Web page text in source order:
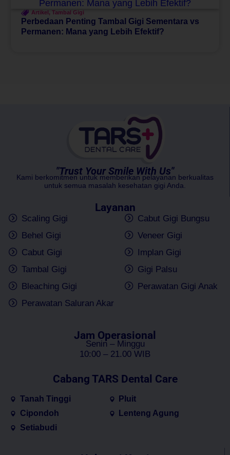
Artikel, Tambal Gigi
Perbedaan Penting Tambal Gigi Sementara vs
Permanen: Mana yang Lebih Efektif?
"Trust Your Smile With Us"
Kami berkomitmen untuk memberikan pelayanan berkualitas
untuk semua masalah kesehatan gigi Anda.
Layanan
Scaling Gigi
Behel Gigi
Cabut Gigi
Tambal Gigi
Bleaching Gigi
Perawatan Saluran Akar
Cabut Gigi Bungsu
Veneer Gigi
Implan Gigi
Gigi Palsu
Perawatan Gigi Anak
Jam Operasional
Senin – Minggu
10:00 – 21.00 WIB
Cabang TARS Dental Care
Tanah Tinggi
Cipondoh
Setiabudi
Pluit
Lenteng Agung